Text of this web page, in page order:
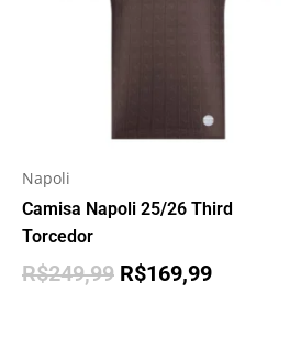
Napoli
Camisa Napoli 25/26 Third
Torcedor
R$249,99 R$169,99